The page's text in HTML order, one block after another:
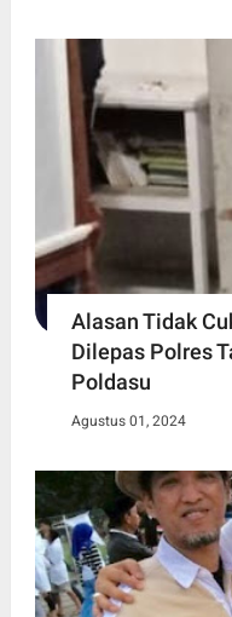
Alasan Tidak
Dilepas Polres
Poldasu
Agustus 01, 2024